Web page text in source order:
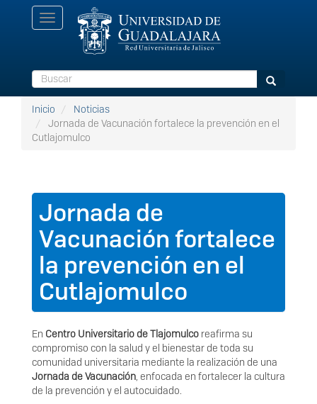
Toggle
navigation
Buscar Buscar
Inicio
Noticias
Jornada de Vacunación fortalece la prevención en el
Cutlajomulco
Jornada de
Vacunación fortalece
la prevención en el
Cutlajomulco
En Centro Universitario de Tlajomulco reafirma su
compromiso con la salud y el bienestar de toda su
comunidad universitaria mediante la realización de una
Jornada de Vacunación , enfocada en fortalecer la cultura
de la prevención y el autocuidado.